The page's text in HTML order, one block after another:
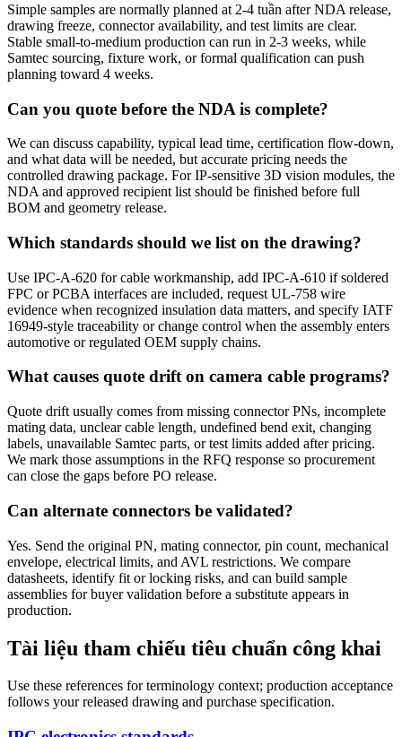
Simple samples are normally planned at 2-4 tuần after NDA release,
drawing freeze, connector availability, and test limits are clear.
Stable small-to-medium production can run in 2-3 weeks, while
Samtec sourcing, fixture work, or formal qualification can push
planning toward 4 weeks.
Can you quote before the NDA is complete?
We can discuss capability, typical lead time, certification flow-down,
and what data will be needed, but accurate pricing needs the
controlled drawing package. For IP-sensitive 3D vision modules, the
NDA and approved recipient list should be finished before full
BOM and geometry release.
Which standards should we list on the drawing?
Use IPC-A-620 for cable workmanship, add IPC-A-610 if soldered
FPC or PCBA interfaces are included, request UL-758 wire
evidence when recognized insulation data matters, and specify IATF
16949-style traceability or change control when the assembly enters
automotive or regulated OEM supply chains.
What causes quote drift on camera cable programs?
Quote drift usually comes from missing connector PNs, incomplete
mating data, unclear cable length, undefined bend exit, changing
labels, unavailable Samtec parts, or test limits added after pricing.
We mark those assumptions in the RFQ response so procurement
can close the gaps before PO release.
Can alternate connectors be validated?
Yes. Send the original PN, mating connector, pin count, mechanical
envelope, electrical limits, and AVL restrictions. We compare
datasheets, identify fit or locking risks, and can build sample
assemblies for buyer validation before a substitute appears in
production.
Tài liệu tham chiếu tiêu chuẩn công khai
Use these references for terminology context; production acceptance
follows your released drawing and purchase specification.